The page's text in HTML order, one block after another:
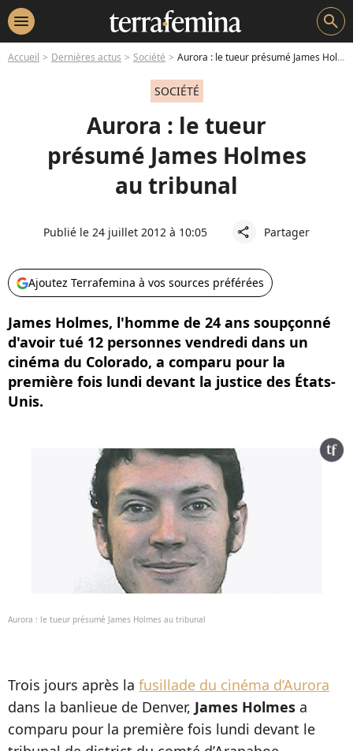
menu search
Accueil Dernières actus Société Aurora : le tueur présumé James Holmes au tribunal
SOCIÉTÉ
Aurora : le tueur
présumé James Holmes
au tribunal
Publié le 24 juillet 2012 à 10:05 share Partager
Ajoutez Terrafemina à vos sources préférées
James Holmes, l'homme de 24 ans soupçonné
d'avoir tué 12 personnes vendredi dans un
cinéma du Colorado, a comparu pour la
première fois lundi devant la justice des États-
Unis.
Aurora : le tueur présumé James Holmes au tribunal
Trois jours après la fusillade du cinéma d’Aurora
dans la banlieue de Denver, James Holmes a
comparu pour la première fois lundi devant le